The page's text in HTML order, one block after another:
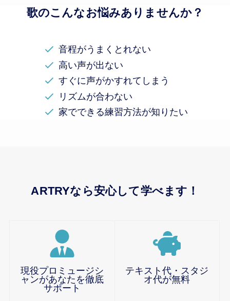
歌のこんなお悩みありませんか？
音程がうまくとれない
高い声が出ない
すぐに声がかすれてしまう
リズムが合わない
家でできる練習方法が知りたい
ARTRYなら安心して学べます！
現役プロミュージシ
ャンがあなたを徹底
サポート
テキスト代・スタジ
オ代が無料